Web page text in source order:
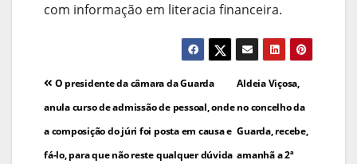
com informação em literacia financeira.
Navegação
de
artigos
Aldeia Viçosa,
no concelho da
Guarda, recebe,
amanhã a 2ª
O presidente da câmara da Guarda
anula curso de admissão de pessoal, onde
a composição do júri foi posta em causa e
fá-lo, para que não reste qualquer dúvida